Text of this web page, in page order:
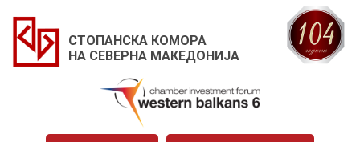
СТОПАНСКА КОМОРА
НА СЕВЕРНА МАКЕДОНИЈА